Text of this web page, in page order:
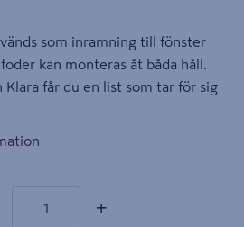
som inramning till fönster
kan monteras åt båda håll.
får du en list som tar för sig
+